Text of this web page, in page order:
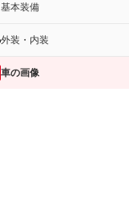
基本装備
外装・内装
車の画像